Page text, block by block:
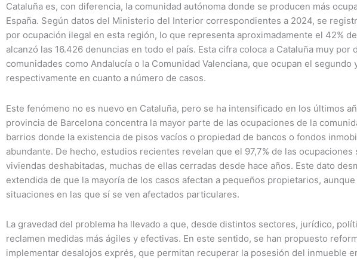
Cataluña es, con diferencia, la comunidad autónoma donde se producen más
España. Según datos del Ministerio del Interior correspondientes a 2024, se
por ocupación ilegal en esta región, lo que representa aproximadamente el 42%
alcanzó las 16.426 denuncias en todo el país. Esta cifra coloca a Cataluña muy por
comunidades como Andalucía o la Comunidad Valenciana, que ocupan el segundo
respectivamente en cuanto a número de casos.
Este fenómeno no es nuevo en Cataluña, pero se ha intensificado en los últimos
provincia de Barcelona concentra la mayor parte de las ocupaciones de la
barrios donde la existencia de pisos vacíos o propiedad de bancos o fondos
abundante. De hecho, estudios recientes revelan que el 97,7% de las ocupaciones
viviendas deshabitadas, muchas de ellas cerradas desde hace años. Este dato
extendida de que la mayoría de los casos afectan a pequeños propietarios,
situaciones en las que sí se ven afectados particulares.
La gravedad del problema ha llevado a que, desde distintos sectores, jurídico,
reclamen medidas más ágiles y efectivas. En este sentido, se han propuesto
implementar desalojos exprés, que permitan recuperar la posesión del inmueble